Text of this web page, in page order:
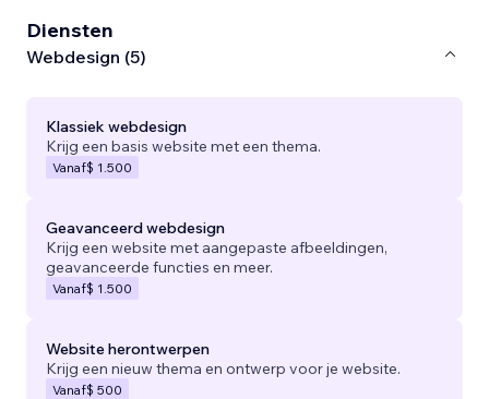
Diensten
Webdesign (5)
Klassiek webdesign
Krijg een basis website met een thema.
Vanaf$ 1.500
Geavanceerd webdesign
Krijg een website met aangepaste afbeeldingen,
geavanceerde functies en meer.
Vanaf$ 1.500
Website herontwerpen
Krijg een nieuw thema en ontwerp voor je website.
Vanaf$ 500